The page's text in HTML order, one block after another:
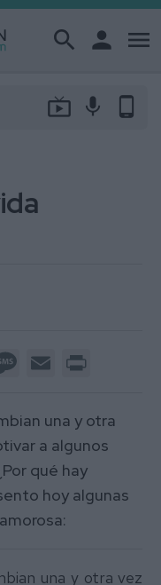
search person menu
live_tv mic phone_android
Message
Email
una y otra
a algunos
qué hay
hoy algunas
una y otra vez